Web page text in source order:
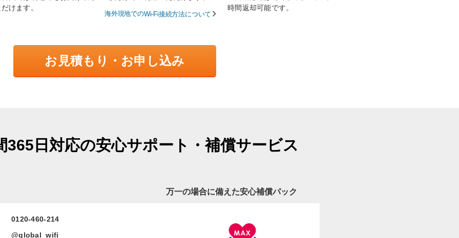
けます。
海外現地でのWi-Fi接続方法について
時間返却可能です。
お見積もり・お申し込み
365日対応の安心サポート・補償サービス
0120-460-214
@global_wifi
万一の場合に備えた安心補償パック